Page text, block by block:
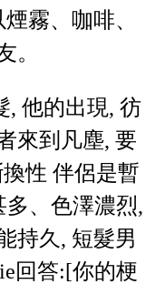
霧、咖啡、
。
, 他的出現, 彷
來到凡塵, 要
性 伴侶是暫
、色澤濃烈,
持久, 短髮男
回答:[你的梗